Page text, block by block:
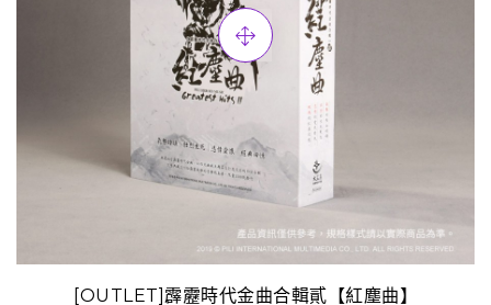
[OUTLET]霹靂時代金曲合輯貳【紅塵曲】